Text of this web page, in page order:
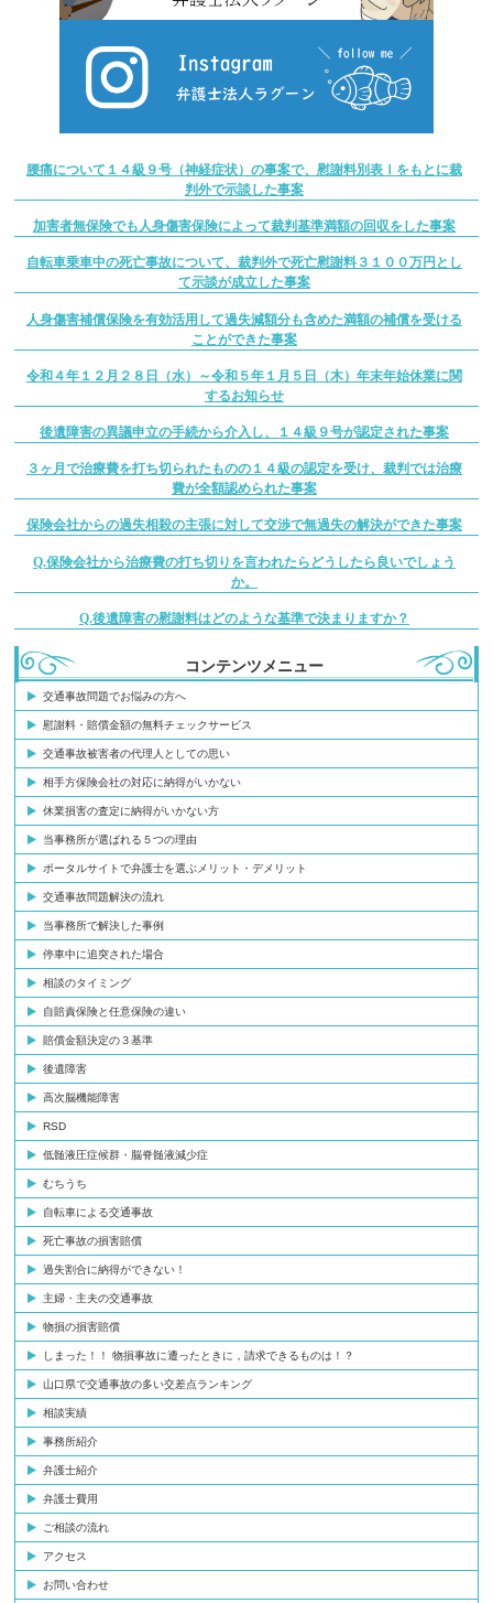
腰痛について１４級９号（神経症状）の事案で、慰謝料別表Ⅰをもとに裁
判外で示談した事案
加害者無保険でも人身傷害保険によって裁判基準満額の回収をした事案
自転車乗車中の死亡事故について、裁判外で死亡慰謝料３１００万円とし
て示談が成立した事案
人身傷害補償保険を有効活用して過失減額分も含めた満額の補償を受ける
ことができた事案
令和４年１２月２８日（水）～令和５年１月５日（木）年末年始休業に関
するお知らせ
後遺障害の異議申立の手続から介入し、１４級９号が認定された事案
３ヶ月で治療費を打ち切られたものの１４級の認定を受け、裁判では治療
費が全額認められた事案
保険会社からの過失相殺の主張に対して交渉で無過失の解決ができた事案
Q.保険会社から治療費の打ち切りを言われたらどうしたら良いでしょう
か。
Q.後遺障害の慰謝料はどのような基準で決まりますか？
コンテンツメニュー
交通事故問題でお悩みの方へ
慰謝料・賠償金額の無料チェックサービス
交通事故被害者の代理人としての思い
相手方保険会社の対応に納得がいかない
休業損害の査定に納得がいかない方
当事務所が選ばれる５つの理由
ポータルサイトで弁護士を選ぶメリット・デメリット
交通事故問題解決の流れ
当事務所で解決した事例
停車中に追突された場合
相談のタイミング
自賠責保険と任意保険の違い
賠償金額決定の３基準
後遺障害
高次脳機能障害
RSD
低髄液圧症候群・脳脊髄液減少症
むちうち
自転車による交通事故
死亡事故の損害賠償
過失割合に納得ができない！
主婦・主夫の交通事故
物損の損害賠償
しまった！！ 物損事故に遭ったときに，請求できるものは！？
山口県で交通事故の多い交差点ランキング
相談実績
事務所紹介
弁護士紹介
弁護士費用
ご相談の流れ
アクセス
お問い合わせ